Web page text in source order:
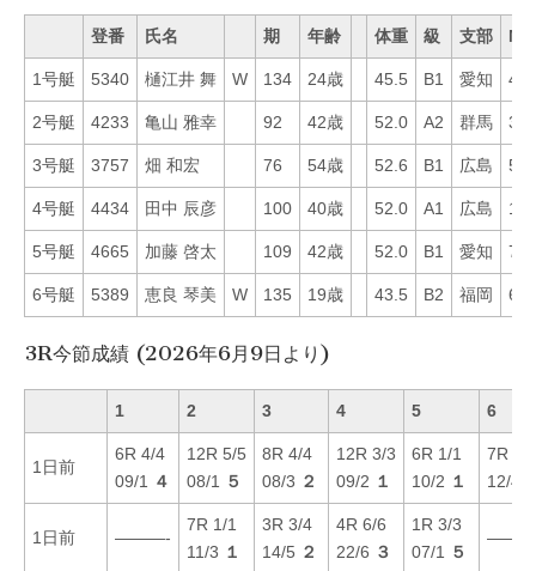
登番 氏名 期 年齢 体重 級 支部 Mo
1号艇 5340 樋江井 舞 W 134 24歳 45.5 B1 愛知 44
2号艇 4233 亀山 雅幸 92 42歳 52.0 A2 群馬 33
3号艇 3757 畑 和宏 76 54歳 52.6 B1 広島 56
4号艇 4434 田中 辰彦 100 40歳 52.0 A1 広島 11
5号艇 4665 加藤 啓太 109 42歳 52.0 B1 愛知 72
6号艇 5389 恵良 琴美 W 135 19歳 43.5 B2 福岡 62
3R今節成績 (2026年6月9日より)
1 2 3 4 5 6
1日前
6R 4/4
09/1
４
12R 5/5
08/1
５
8R 4/4
08/3 ２
12R 3/3
09/2 １
6R 1/1
10/2 １
7R 6/6
12/4
1日前 ———-
7R 1/1
11/3 １
3R 3/4
14/5 ２
4R 6/6
22/6 ３
1R 3/3
07/1
５